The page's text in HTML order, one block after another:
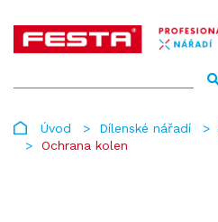
Úvod Dílenské nářadí
Ochrana kolen